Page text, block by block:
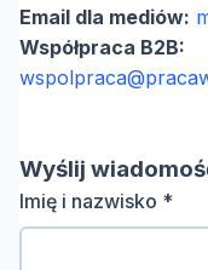
Email dla mediów:
Współpraca B2B:
Wyślij
Imię i nazwisko *